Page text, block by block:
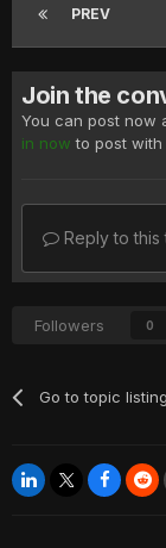
PREV
Join the
You can post now
in now to post
Reply to this
Followers 0
Go to topic listing